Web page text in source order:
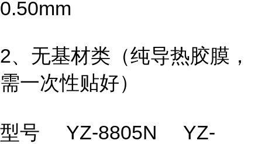
0.50mm
2、无基材类（纯导热胶膜，
需一次性贴好）
型号 YZ-8805N YZ-